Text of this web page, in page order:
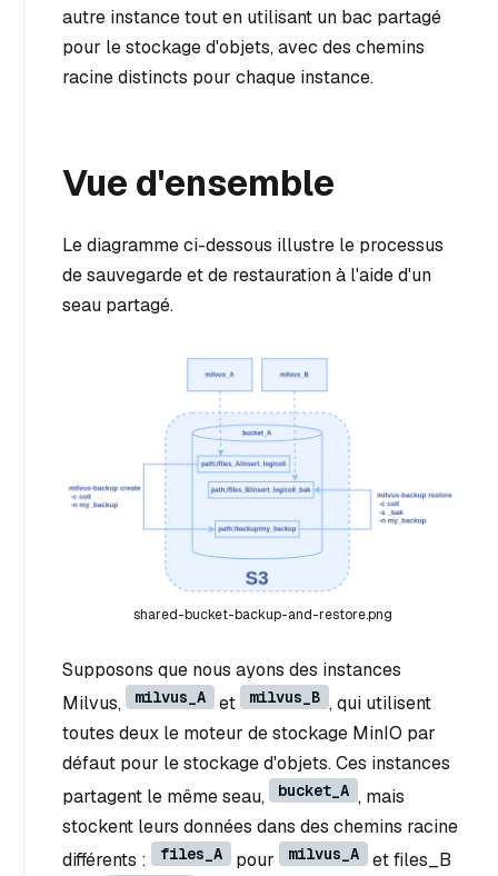
autre instance tout en utilisant un bac partagé
pour le stockage d'objets, avec des chemins
racine distincts pour chaque instance.
Vue d'ensemble
Le diagramme ci-dessous illustre le processus
de sauvegarde et de restauration à l'aide d'un
seau partagé.
shared-bucket-backup-and-restore.png
Supposons que nous ayons des instances
Milvus,
milvus_A et milvus_B , qui utilisent
toutes deux le moteur de stockage MinIO par
défaut pour le stockage d'objets. Ces instances
partagent le même seau,
bucket_A , mais
stockent leurs données dans des chemins racine
différents :
files_A pour milvus_A
et files_B